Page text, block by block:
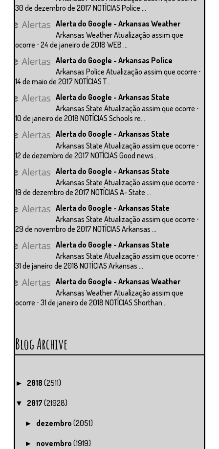
30 de dezembro de 2017 NOTÍCIAS Police ...
Alerta do Google - Arkansas Weather
Arkansas Weather Atualização assim que
ocorre ⋅ 24 de janeiro de 2018 WEB ...
Alerta do Google - Arkansas Police
Arkansas Police Atualização assim que ocorre ⋅
14 de maio de 2017 NOTÍCIAS T...
Alerta do Google - Arkansas State
Arkansas State Atualização assim que ocorre ⋅
10 de janeiro de 2018 NOTÍCIAS Schools re...
Alerta do Google - Arkansas State
Arkansas State Atualização assim que ocorre ⋅
12 de dezembro de 2017 NOTÍCIAS Good news...
Alerta do Google - Arkansas State
Arkansas State Atualização assim que ocorre ⋅
19 de dezembro de 2017 NOTÍCIAS A- State ...
Alerta do Google - Arkansas State
Arkansas State Atualização assim que ocorre ⋅
29 de novembro de 2017 NOTÍCIAS Arkansas ...
Alerta do Google - Arkansas State
Arkansas State Atualização assim que ocorre ⋅
31 de janeiro de 2018 NOTÍCIAS Arkansas ...
Alerta do Google - Arkansas Weather
Arkansas Weather Atualização assim que
ocorre ⋅ 31 de janeiro de 2018 NOTÍCIAS Shorthan...
Blog Archive
► 2018 (2511)
▼ 2017 (21928)
► dezembro(2051)
► novembro(1919)